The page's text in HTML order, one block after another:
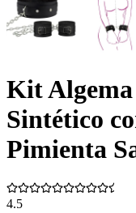
Kit
Sintético
Pimienta
4.5